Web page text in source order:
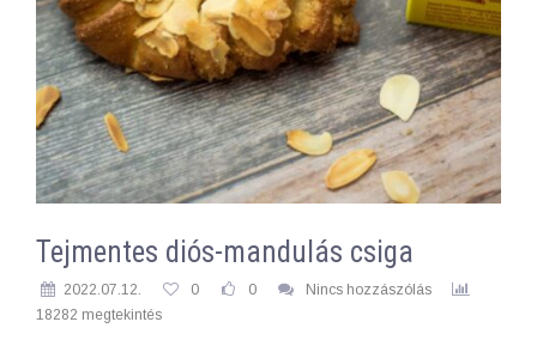
Tejmentes diós-mandulás csiga
2022.07.12. 0 0
Nincs hozzászólás
18282 megtekintés